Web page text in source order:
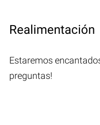
Realimentación
Estaremos
preguntas!